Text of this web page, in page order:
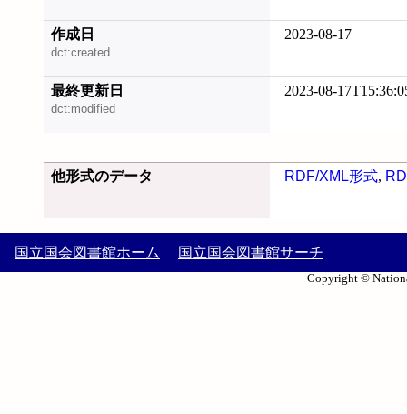
作成日
dct:created
2023-08-17
最終更新日
dct:modified
2023-08-
他形式のデータ RDF/XML形式,
国立国会図書館ホーム 国立国会図書館サーチ
Copyright ©